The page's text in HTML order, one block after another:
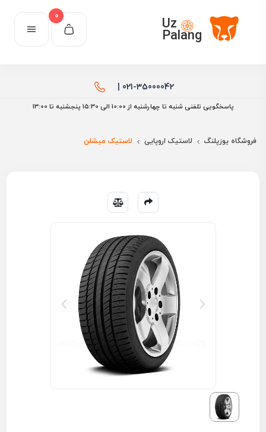
Uz
Palang
0
021-35000042 |
پاسخگویی تلفنی شنبه تا چهارشنبه از 10:00 الی ۱۵:30 پنجشنبه تا 13:00
فروشگاه یوزپلنگ لاستیک اروپایی لاستیک میشلن